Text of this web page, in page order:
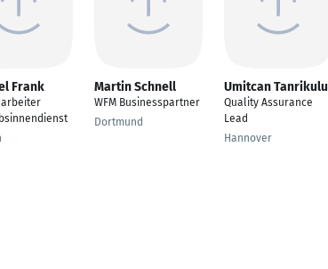
Frank Martin Schnell
WFM Businesspartner
Dortmund
Umitcan Tanrikulu
Quality Assurance
Lead
Hannover